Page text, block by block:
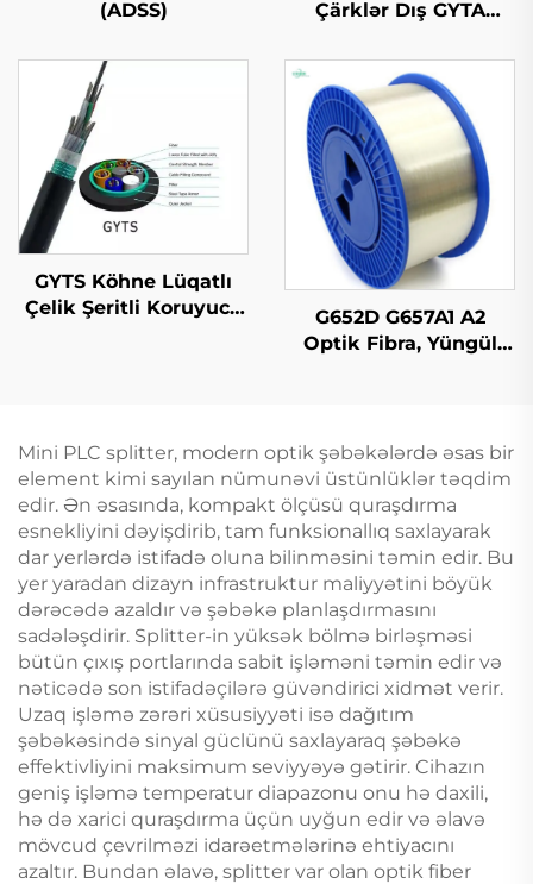
(ADSS)
Çärklər Dış GYTA
GYTS Köhne Lüqatlı
Çelik Şeritli Koruyucu
G652D G657A1 A2
Optik Fibra, Yüngül
Mini PLC splitter, modern optik şəbəkələrdə əsas bir
element kimi sayılan nümunəvi üstünlüklər təqdim
edir. Ən əsasında, kompakt ölçüsü quraşdırma
esnekliyini dəyişdirib, tam funksionallıq saxlayarak
dar yerlərdə istifadə oluna bilinməsini təmin edir. Bu
yer yaradan dizayn infrastruktur maliyyətini böyük
dərəcədə azaldır və şəbəkə planlaşdırmasını
sadələşdirir. Splitter-in yüksək bölmə birləşməsi
bütün çıxış portlarında sabit işləməni təmin edir və
nəticədə son istifadəçilərə güvəndirici xidmət verir.
Uzaq işləmə zərəri xüsusiyyəti isə dağıtım
şəbəkəsində sinyal güclünü saxlayaraq şəbəkə
effektivliyini maksimum seviyyəyə gətirir. Cihazın
geniş işləmə temperatur diapazonu onu hə daxili,
hə də xarici quraşdırma üçün uyğun edir və əlavə
mövcud çevrilməzi idarəetmələrinə ehtiyacını
azaltır. Bundan əlavə, splitter var olan optik fiber